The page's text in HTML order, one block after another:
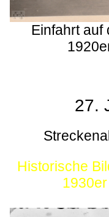
Einfahrt auf
27.
Historische